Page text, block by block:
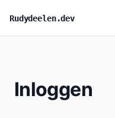
content
Rudydeelen.dev
Inloggen